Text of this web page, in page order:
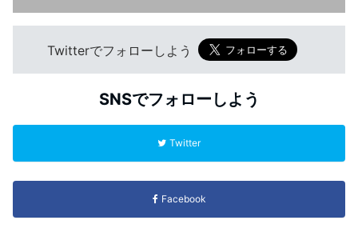
Twitterでフォローしよう
SNSでフォローしよう
Twitter
Facebook